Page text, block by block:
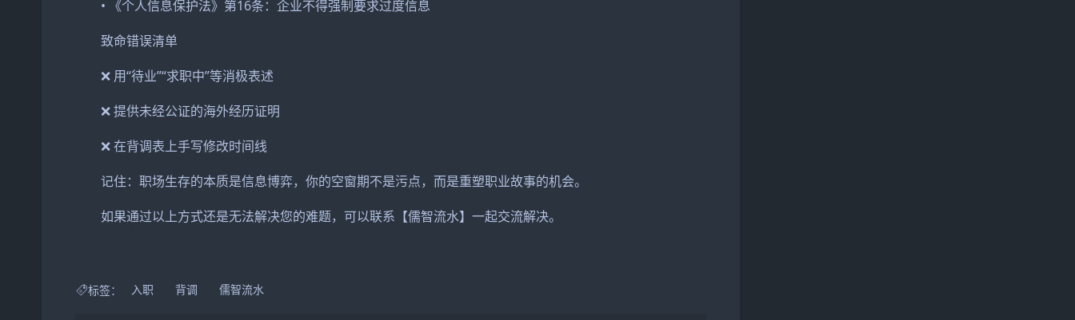
• 《个人信息保护法》第16条：企业不得强制要求过度信息
致命错误清单
❌ 用“待业”“求职中”等消极表述
❌ 提供未经公证的海外经历证明
❌ 在背调表上手写修改时间线
记住：职场生存的本质是信息博弈，你的空窗期不是污点，而是重塑职业故事的机会。
如果通过以上方式还是无法解决您的难题，可以联系【儒智流水】一起交流解决。
标签： 入职 背调 儒智流水